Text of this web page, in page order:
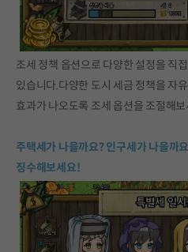
조세 정책 옵션으로 다양한 설정을 직
있습니다.다양한 도시 세금 정책을 자
효과가 나오도록 조세 옵션을 조절해
주택세가 나을까요? 인구세가 나을까
징수해보세요!